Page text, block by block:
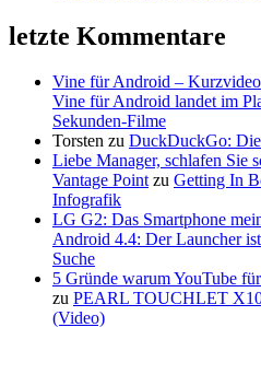
letzte Kommentare
Vine für Android –
Vine für Android landet im
Sekunden-Filme
Torsten zu DuckDuckGo: Die
Liebe Manager, schlafen Sie
Vantage Pointzu Getting In
Infografik
LG G2: Das Smartphone
Android 4.4: Der Launcher
Suche
5 Gründe warum YouTube
zu PEARL TOUCHLET
(Video)